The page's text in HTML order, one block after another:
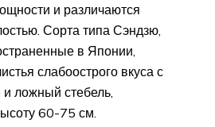
и различаются
Сорта типа Сэндзю,
в Японии,
слабоострого вкуса с
ложный стебель,
60-75 см.